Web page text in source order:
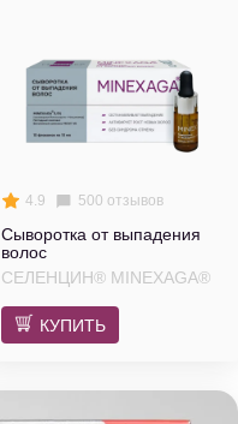
4.9 500 отзывов
Сыворотка от выпадения
волос
СЕЛЕНЦИН® MINEXAGA®
КУПИТЬ